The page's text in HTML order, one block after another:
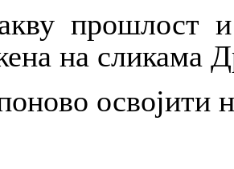
прошлост и
на сликама